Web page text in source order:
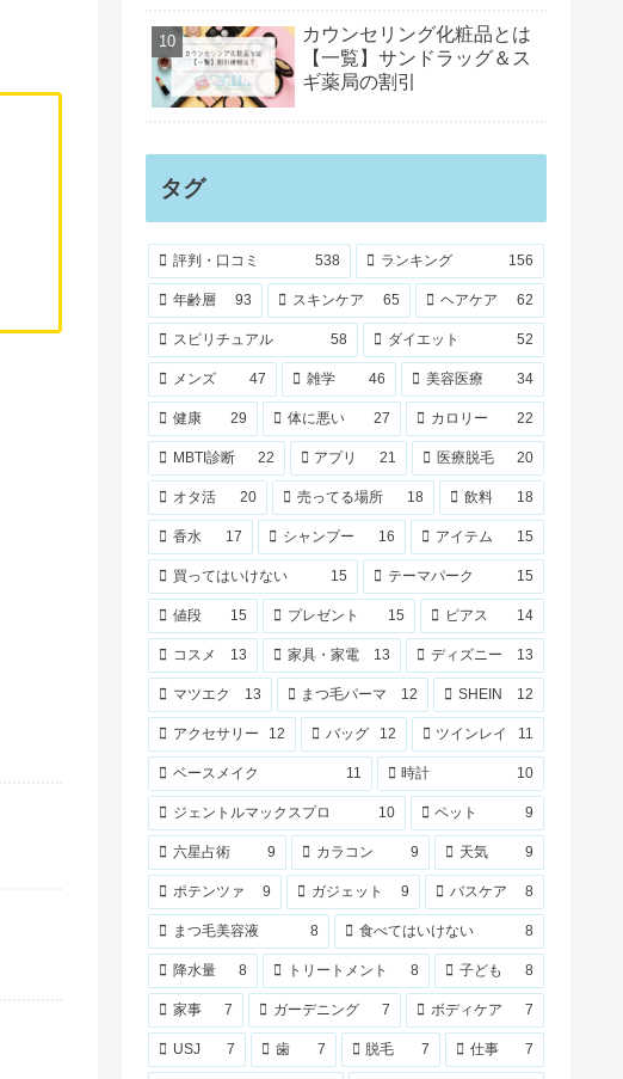
カウンセリング化粧品とは
【一覧】サンドラッグ＆ス
ギ薬局の割引
タグ
評判・口コミ 538 ランキング 156
年齢層 93 スキンケア 65 ヘアケア 62
スピリチュアル 58 ダイエット 52
メンズ 47 雑学 46 美容医療 34
健康 29 体に悪い 27 カロリー 22
MBTI診断 22 アプリ 21 医療脱毛 20
オタ活 20 売ってる場所 18 飲料 18
香水 17 シャンプー 16 アイテム 15
買ってはいけない 15 テーマパーク 15
値段 15 プレゼント 15 ピアス 14
コスメ 13 家具・家電 13 ディズニー 13
マツエク 13 まつ毛パーマ 12 SHEIN 12
アクセサリー 12 バッグ 12 ツインレイ 11
ベースメイク 11 時計 10
ジェントルマックスプロ 10 ペット 9
六星占術 9 カラコン 9 天気 9
ポテンツァ 9 ガジェット 9 バスケア 8
まつ毛美容液 8 食べてはいけない 8
降水量 8 トリートメント 8 子ども 8
家事 7 ガーデニング 7 ボディケア 7
USJ 7 歯 7 脱毛 7 仕事 7